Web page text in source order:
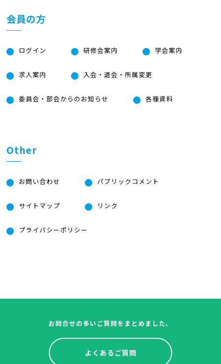
会員の方
ログイン 研修会案内 学会案内
求人案内 入会・退会・所属変更
委員会・部会からのお知らせ 各種資料
Other
お問い合わせ パブリックコメント
サイトマップ リンク
プライバシーポリシー
お問合せの多いご質問をまとめました。
よくあるご質問